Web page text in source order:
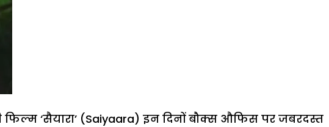
फिल्म ‘सैयारा’ (Saiyaara) इन दिनों बौक्स औफिस पर जबरदस्त